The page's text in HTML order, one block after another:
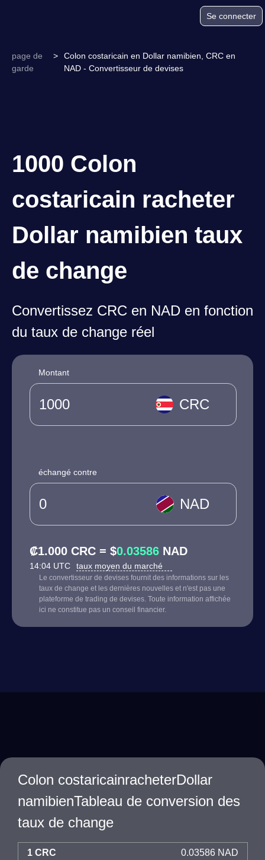
Se connecter
page de
garde
>
Colon costaricain en Dollar namibien, CRC en
NAD - Convertisseur de devises
1000 Colon
costaricain racheter
Dollar namibien taux
de change
Convertissez CRC en NAD en fonction
du taux de change réel
Montant
CRC
échangé contre
NAD
₡1.000 CRC = $0.03586 NAD
14:04 UTC taux moyen du marché
Le convertisseur de devises fournit des informations sur les
taux de change et les dernières nouvelles et n'est pas une
plateforme de trading de devises. Toute information affichée
ici ne constitue pas un conseil financier.
Colon costaricainracheterDollar
namibienTableau de conversion des
taux de change
1 CRC 0.03586 NAD